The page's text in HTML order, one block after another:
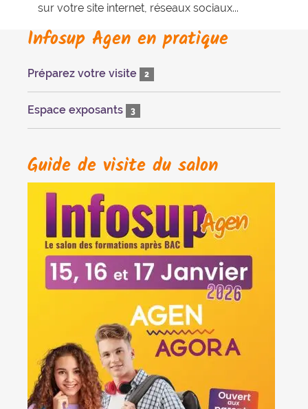
sur votre site internet, réseaux sociaux...
Infosup Agen en pratique
Préparez votre visite 2
Espace exposants 3
Guide de visite du salon